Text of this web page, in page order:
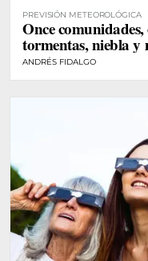
PREVISIÓN METEOROLÓGICA
Once
tormentas, niebla y
ANDRÉS FIDALGO